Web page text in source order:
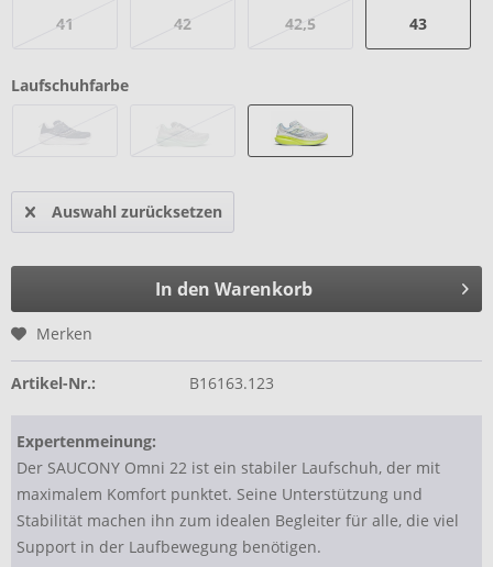
41 42 42,5 43
Laufschuhfarbe
Auswahl zurücksetzen
In den Warenkorb
Merken
Artikel-Nr.: B16163.123
Expertenmeinung:
Der SAUCONY Omni 22 ist ein stabiler Laufschuh, der mit
maximalem Komfort punktet. Seine Unterstützung und
Stabilität machen ihn zum idealen Begleiter für alle, die viel
Support in der Laufbewegung benötigen.